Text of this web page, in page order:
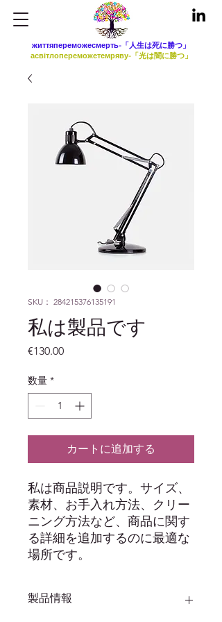
життяпереможесмерть-「人生は死に勝つ」
асвітлопереможетемряву-「光は闇に勝つ」
SKU： 284215376135191
私は製品です
€130.00価
数量 *
カートに追加する
私は商品説明です。サイズ、
素材、お手入れ方法、クリー
ニング方法など、商品に関す
る詳細を追加するのに最適な
場所です。
製品情報